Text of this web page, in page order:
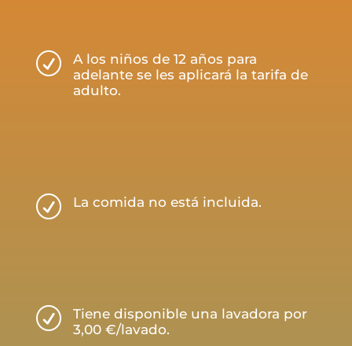
R
A los niños de 12 años para
adelante se les aplicará la tarifa de
adulto.
R La comida no está incluida.
R
Tiene disponible una lavadora por
3,00 €/lavado.